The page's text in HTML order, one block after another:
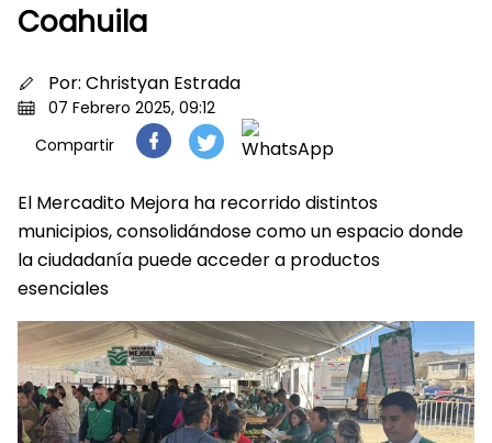
Coahuila
Por: Christyan Estrada
07 Febrero 2025, 09:12
Compartir
El Mercadito Mejora ha recorrido distintos
municipios, consolidándose como un espacio donde
la ciudadanía puede acceder a productos
esenciales